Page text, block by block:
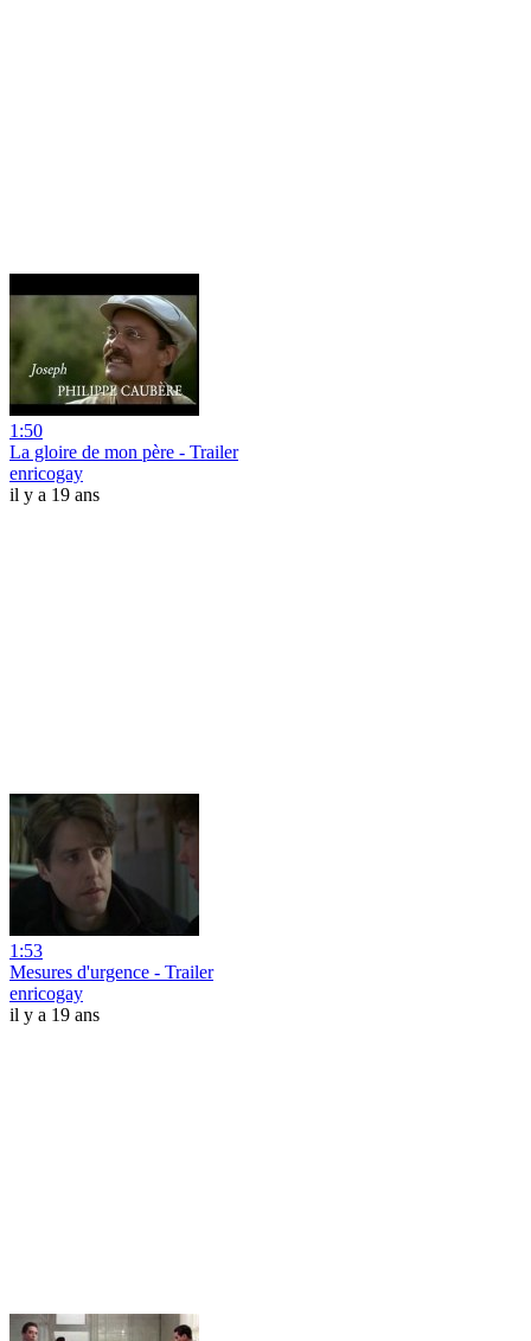
1:50
La gloire de mon père - Trailer
enricogay
il y a 19 ans
1:53
Mesures d'urgence - Trailer
enricogay
il y a 19 ans